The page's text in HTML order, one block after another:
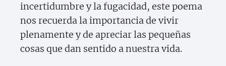
incertidumbre y la fugacidad, este poema
nos recuerda la importancia de vivir
plenamente y de apreciar las pequeñas
cosas que dan sentido a nuestra vida.